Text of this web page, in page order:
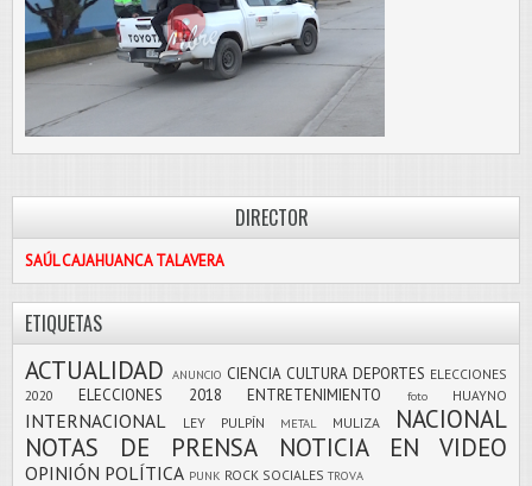
DIRECTOR
SAÚL CAJAHUANCA TALAVERA
ETIQUETAS
ACTUALIDAD ANUNCIO CIENCIA CULTURA DEPORTES ELECCIONES
2020
ELECCIONES 2018 ENTRETENIMIENTO foto HUAYNO
INTERNACIONAL LEY PULPÍN METAL MULIZA
NACIONAL
NOTAS DE PRENSA
NOTICIA EN VIDEO
OPINIÓN POLÍTICA PUNK ROCK SOCIALES TROVA